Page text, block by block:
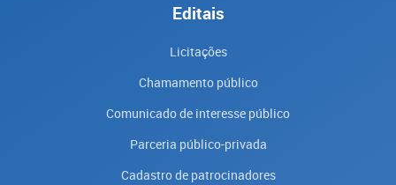
Editais
Licitações
Chamamento público
Comunicado de interesse público
Parceria público-privada
Cadastro de patrocinadores